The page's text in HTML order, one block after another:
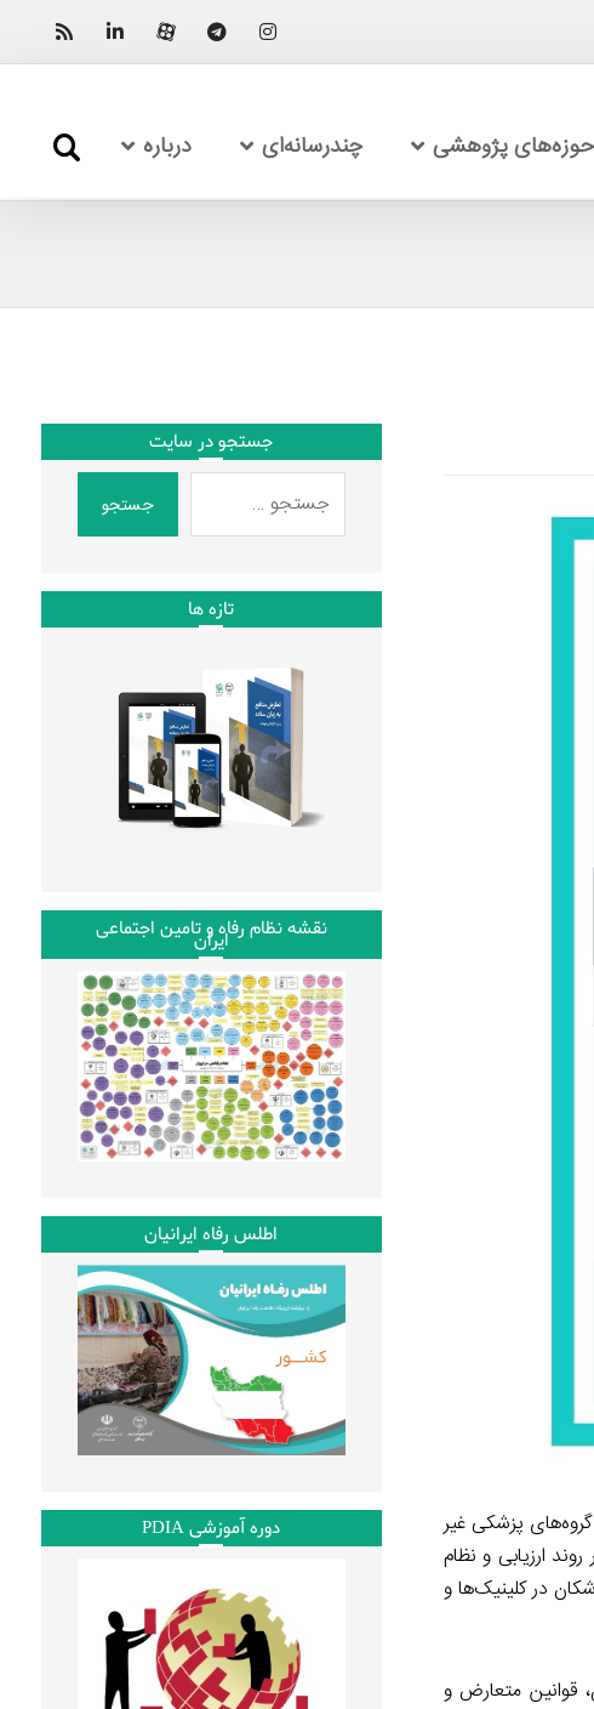
حوزه‌های پژوهشی چندرسانه‌ای درباره
پزشکی غیر
ارزیابی و نظام
در کلینیک‌ها و
قوانین متعارض و
جستجو در سایت
جستجو
تازه ها
نقشه نظام رفاه و تامین اجتماعی
ایران
اطلس رفاه ایرانیان
دوره آموزشی PDIA